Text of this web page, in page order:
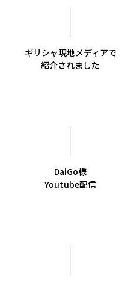
ギリシャ現地メディアで
紹介されました
DaiGo様
Youtube配信